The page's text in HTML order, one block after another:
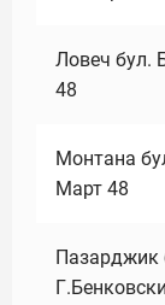
Ловеч бул.
48
Монтана
Март 48
Пазарджик